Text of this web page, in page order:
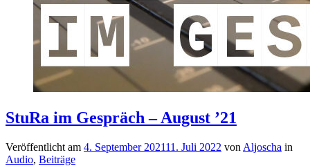
StuRa im Gespräch – August ’21
Veröffentlicht am 4. September 202111. Juli 2022 von Aljoscha in
Audio, Beiträge